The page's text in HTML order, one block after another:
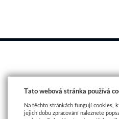
Tato webová stránka používá
Na těchto stránkách fungují cookies,
jejich dobu zpracování naleznete